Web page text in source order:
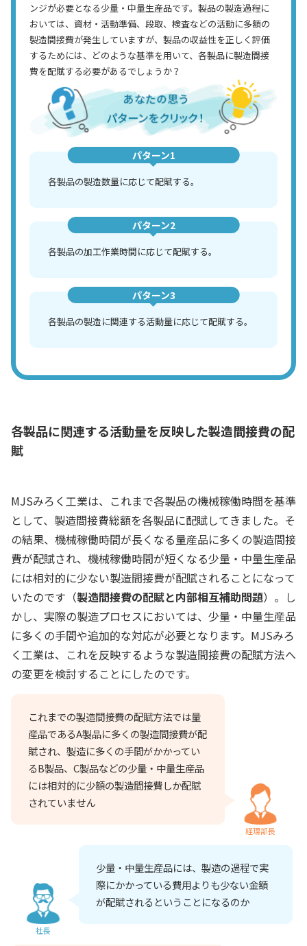
ンジが必要となる少量・中量生産品です。製品の製造過程に
おいては、資材・活動準備、段取、検査などの活動に多額の
製造間接費が発生していますが、製品の収益性を正しく評価
するためには、どのような基準を用いて、各製品に製造間接
費を配賦する必要があるでしょうか？
パターン1
各製品の製造数量に応じて配賦する。
パターン2
各製品の加工作業時間に応じて配賦する。
パターン3
各製品の製造に関連する活動量に応じて配賦する。
各製品に関連する活動量を反映した製造間接費の配
賦
MJSみろく工業は、これまで各製品の機械稼働時間を基準
として、製造間接費総額を各製品に配賦してきました。そ
の結果、機械稼働時間が長くなる量産品に多くの製造間接
費が配賦され、機械稼働時間が短くなる少量・中量生産品
には相対的に少ない製造間接費が配賦されることになって
いたのです（製造間接費の配賦と内部相互補助問題）。し
かし、実際の製造プロセスにおいては、少量・中量生産品
に多くの手間や追加的な対応が必要となります。MJSみろ
く工業は、これを反映するような製造間接費の配賦方法へ
の変更を検討することにしたのです。
これまでの製造間接費の配賦方法では量
産品であるA製品に多くの製造間接費が配
賦され、製造に多くの手間がかかってい
るB製品、C製品などの少量・中量生産品
には相対的に少額の製造間接費しか配賦
されていません
経理部長
社長
少量・中量生産品には、製造の過程で実
際にかかっている費用よりも少ない金額
が配賦されるということになるのか